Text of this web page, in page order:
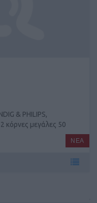
& PHILIPS,
κόρνες μεγάλες 50
ΝΕΑ